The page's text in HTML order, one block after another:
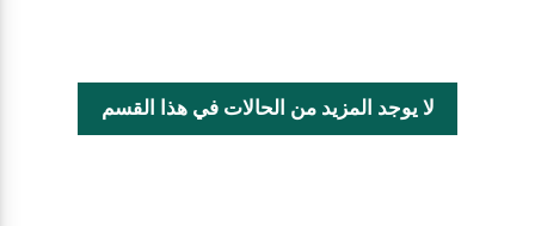
لا يوجد المزيد من الحالات في هذا القسم